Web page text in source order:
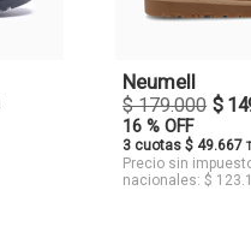
Neumell
$ 179.000 $
16 % OFF
3 cuotas $ 49.667
Precio sin
nacionales: $